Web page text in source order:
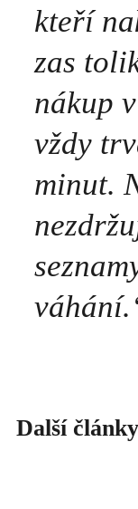
kteří
zas
nákup
vždy
minut.
váhání.
Další články